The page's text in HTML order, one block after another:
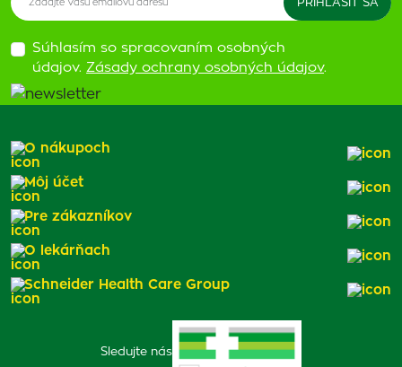
Súhlasím so spracovaním osobných
údajov. Zásady ochrany osobných údajov.
Sledujte nás
O nákupoch
Môj účet
Pre zákazníkov
O lekárňach
Schneider Health Care Group